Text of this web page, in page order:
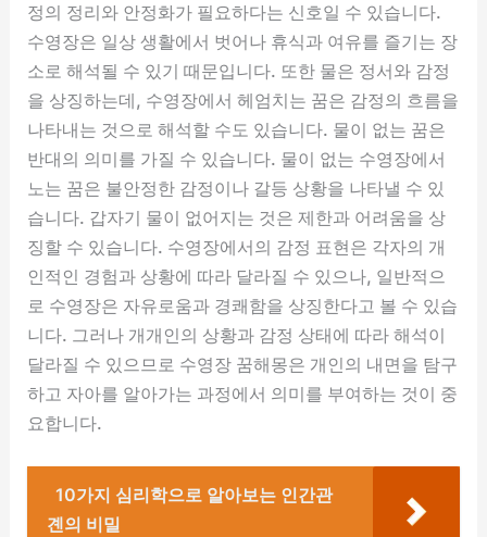
정의 정리와 안정화가 필요하다는 신호일 수 있습니다.
수영장은 일상 생활에서 벗어나 휴식과 여유를 즐기는 장
소로 해석될 수 있기 때문입니다. 또한 물은 정서와 감정
을 상징하는데, 수영장에서 헤엄치는 꿈은 감정의 흐름을
나타내는 것으로 해석할 수도 있습니다. 물이 없는 꿈은
반대의 의미를 가질 수 있습니다. 물이 없는 수영장에서
노는 꿈은 불안정한 감정이나 갈등 상황을 나타낼 수 있
습니다. 갑자기 물이 없어지는 것은 제한과 어려움을 상
징할 수 있습니다. 수영장에서의 감정 표현은 각자의 개
인적인 경험과 상황에 따라 달라질 수 있으나, 일반적으
로 수영장은 자유로움과 경쾌함을 상징한다고 볼 수 있습
니다. 그러나 개개인의 상황과 감정 상태에 따라 해석이
달라질 수 있으므로 수영장 꿈해몽은 개인의 내면을 탐구
하고 자아를 알아가는 과정에서 의미를 부여하는 것이 중
요합니다.
10가지 심리학으로 알아보는 인간관
곈의 비밀